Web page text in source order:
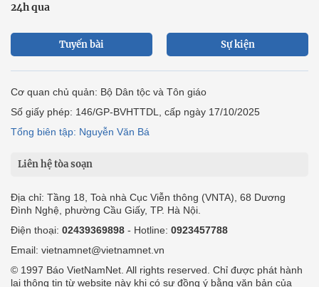
24h qua
Tuyến bài Sự kiện
Cơ quan chủ quản: Bộ Dân tộc và Tôn giáo
Số giấy phép: 146/GP-BVHTTDL, cấp ngày 17/10/2025
Tổng biên tập: Nguyễn Văn Bá
Liên hệ tòa soạn
Địa chỉ: Tầng 18, Toà nhà Cục Viễn thông (VNTA), 68 Dương
Đình Nghệ, phường Cầu Giấy, TP. Hà Nội.
Điện thoại: 02439369898 - Hotline: 0923457788
Email: vietnamnet@vietnamnet.vn
© 1997 Báo VietNamNet. All rights reserved. Chỉ được phát hành
lại thông tin từ website này khi có sự đồng ý bằng văn bản của